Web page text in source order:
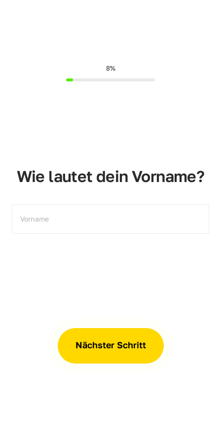
8%
Wie lautet dein Vorname?
Nächster Schritt